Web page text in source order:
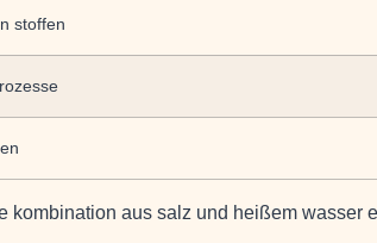
stoffen
kombination aus salz und heißem wasser